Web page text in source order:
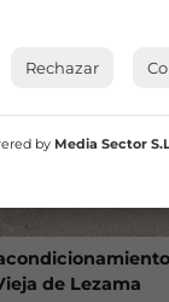
de Lezama
Rechazar
by Media Sector